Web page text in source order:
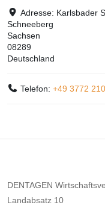
Adresse: Karlsbader
Schneeberg
Sachsen
08289
Deutschland
Telefon:+49 3772
DENTAGEN
Landabsatz 10